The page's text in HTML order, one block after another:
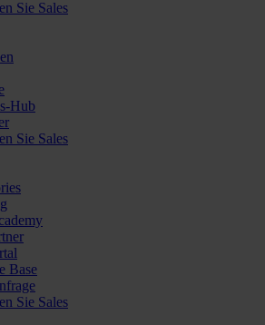
Sie Sales
Hub
Sie Sales
Base
Sie Sales